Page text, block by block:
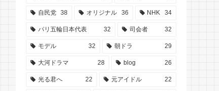
自民党 38 オリジナル 36 NHK 34
パリ五輪日本代表 32 司会者 32
モデル 32 朝ドラ 29
大河ドラマ 28 blog 26
光る君へ 22 元アイドル 22